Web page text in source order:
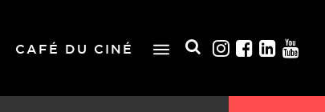
CAFÉ DU CINÉ